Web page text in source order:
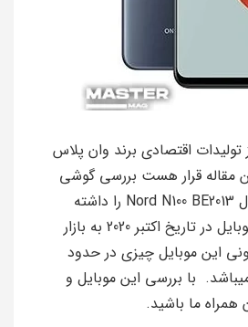
تولیدات اقتصادی برند وان پلاس
مقاله قرار هست بررسی گوشی
موبایل وان پلاس مدل Nord N100 BE2013 را داشته
باشیم . این گوشی موبایل در تاریخ اکتبر 2020 به بازار
این موبایل چیزی در حدود
میباشد. با بررسی این موبایل و
ما باشید.